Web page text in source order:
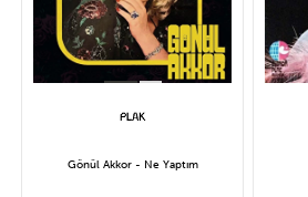
Gönül Akkor - Ne Yaptım